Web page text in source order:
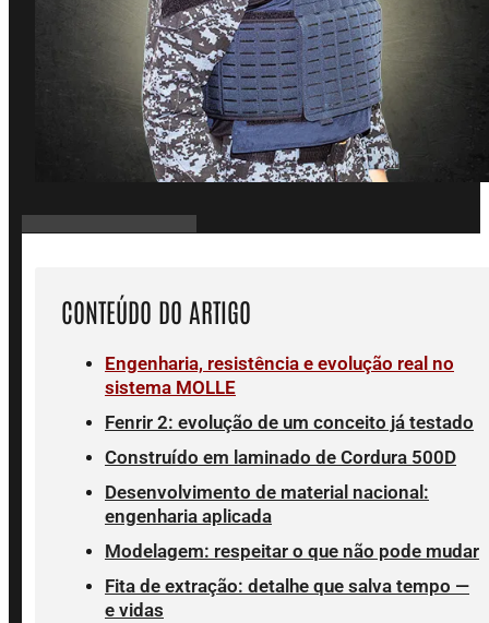
CONTEÚDO DO ARTIGO
Engenharia, resistência e evolução real no
sistema MOLLE
Fenrir 2: evolução de um conceito já testado
Construído em laminado de Cordura 500D
Desenvolvimento de material nacional:
engenharia aplicada
Modelagem: respeitar o que não pode mudar
Fita de extração: detalhe que salva tempo —
e vidas